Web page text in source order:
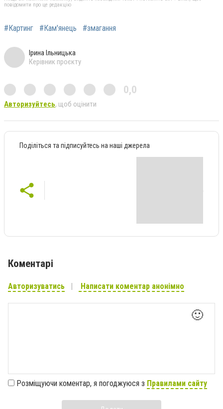
повідомити про це редакцію
#Картинг #Кам'янець #змагання
Ірина Ільницька
Керівник проєкту
0,0
Авторизуйтесь, щоб оцінити
Поділіться та підписуйтесь на наші джерела
Коментарі
Авторизуватись Написати коментар анонімно
🙂
Розміщуючи коментар, я погоджуюся з Правилами сайту